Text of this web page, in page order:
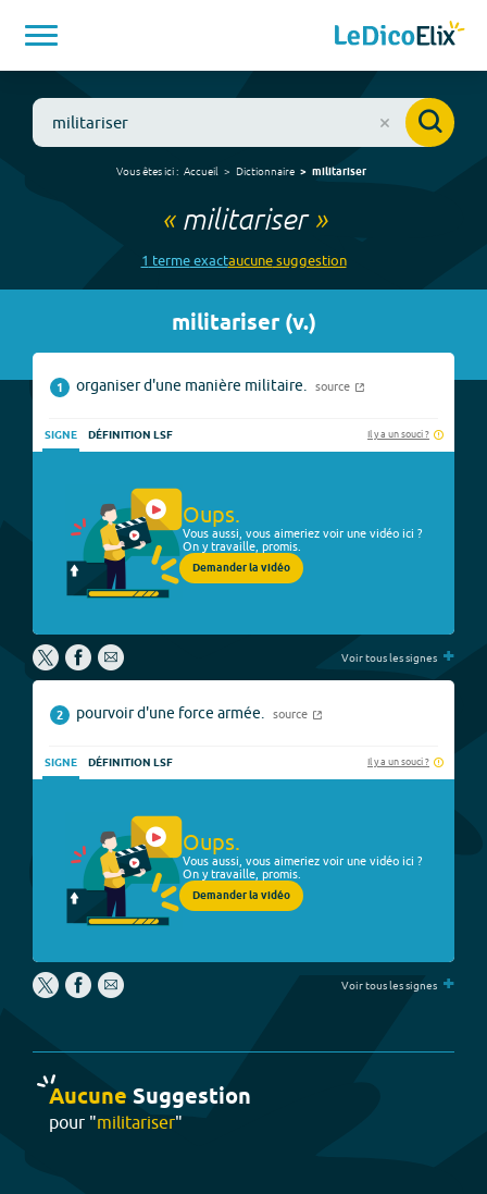
Vous êtes ici : Accueil Dictionnaire militariser
« militariser»
1 termeexactaucunesuggestion
militariser(v.)
1 organiser d'une manière militaire. source
SIGNE DÉFINITION LSF Il y a un souci ?
Oups.
Vous aussi, vous aimeriez voir une vidéo ici ?
On y travaille, promis.
Demander la vidéo
Voir tous les signes +
2 pourvoir d'une force armée. source
SIGNE DÉFINITION LSF Il y a un souci ?
Oups.
Vous aussi, vous aimeriez voir une vidéo ici ?
On y travaille, promis.
Demander la vidéo
Voir tous les signes +
Aucune Suggestion
pour "militariser"